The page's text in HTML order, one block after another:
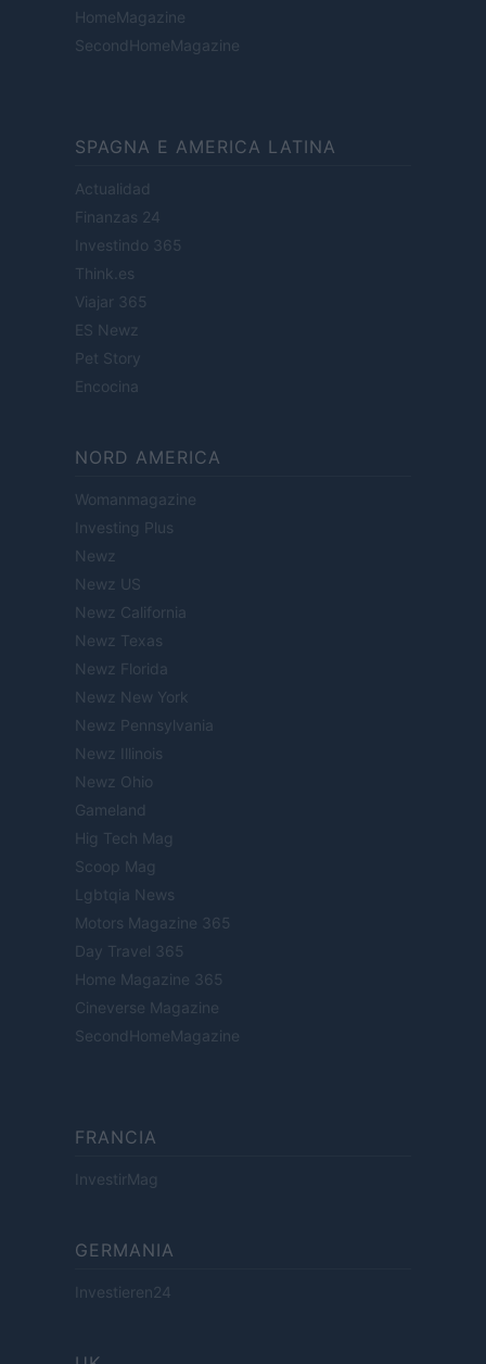
HomeMagazine
SecondHomeMagazine
SPAGNA E AMERICA LATINA
Actualidad
Finanzas 24
Investindo 365
Think.es
Viajar 365
ES Newz
Pet Story
Encocina
NORD AMERICA
Womanmagazine
Investing Plus
Newz
Newz US
Newz California
Newz Texas
Newz Florida
Newz New York
Newz Pennsylvania
Newz Illinois
Newz Ohio
Gameland
Hig Tech Mag
Scoop Mag
Lgbtqia News
Motors Magazine 365
Day Travel 365
Home Magazine 365
Cineverse Magazine
SecondHomeMagazine
FRANCIA
InvestirMag
GERMANIA
Investieren24